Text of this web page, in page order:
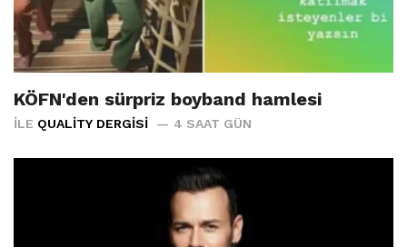
KÖFN'den sürpriz boyband hamlesi
İLE QUALITY DERGISI 4 SAAT GÜN